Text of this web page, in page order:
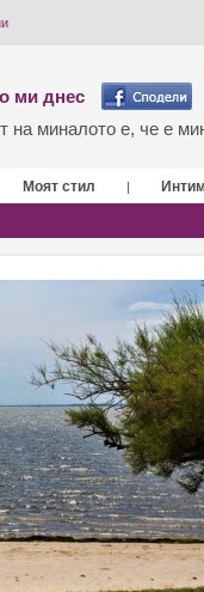
ми днес
на миналото е, че е
Моят стил |